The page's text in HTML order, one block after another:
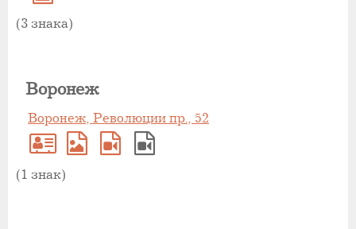
(3 знака)
Воронеж
Воронеж, Революции пр., 52
(1 знак)